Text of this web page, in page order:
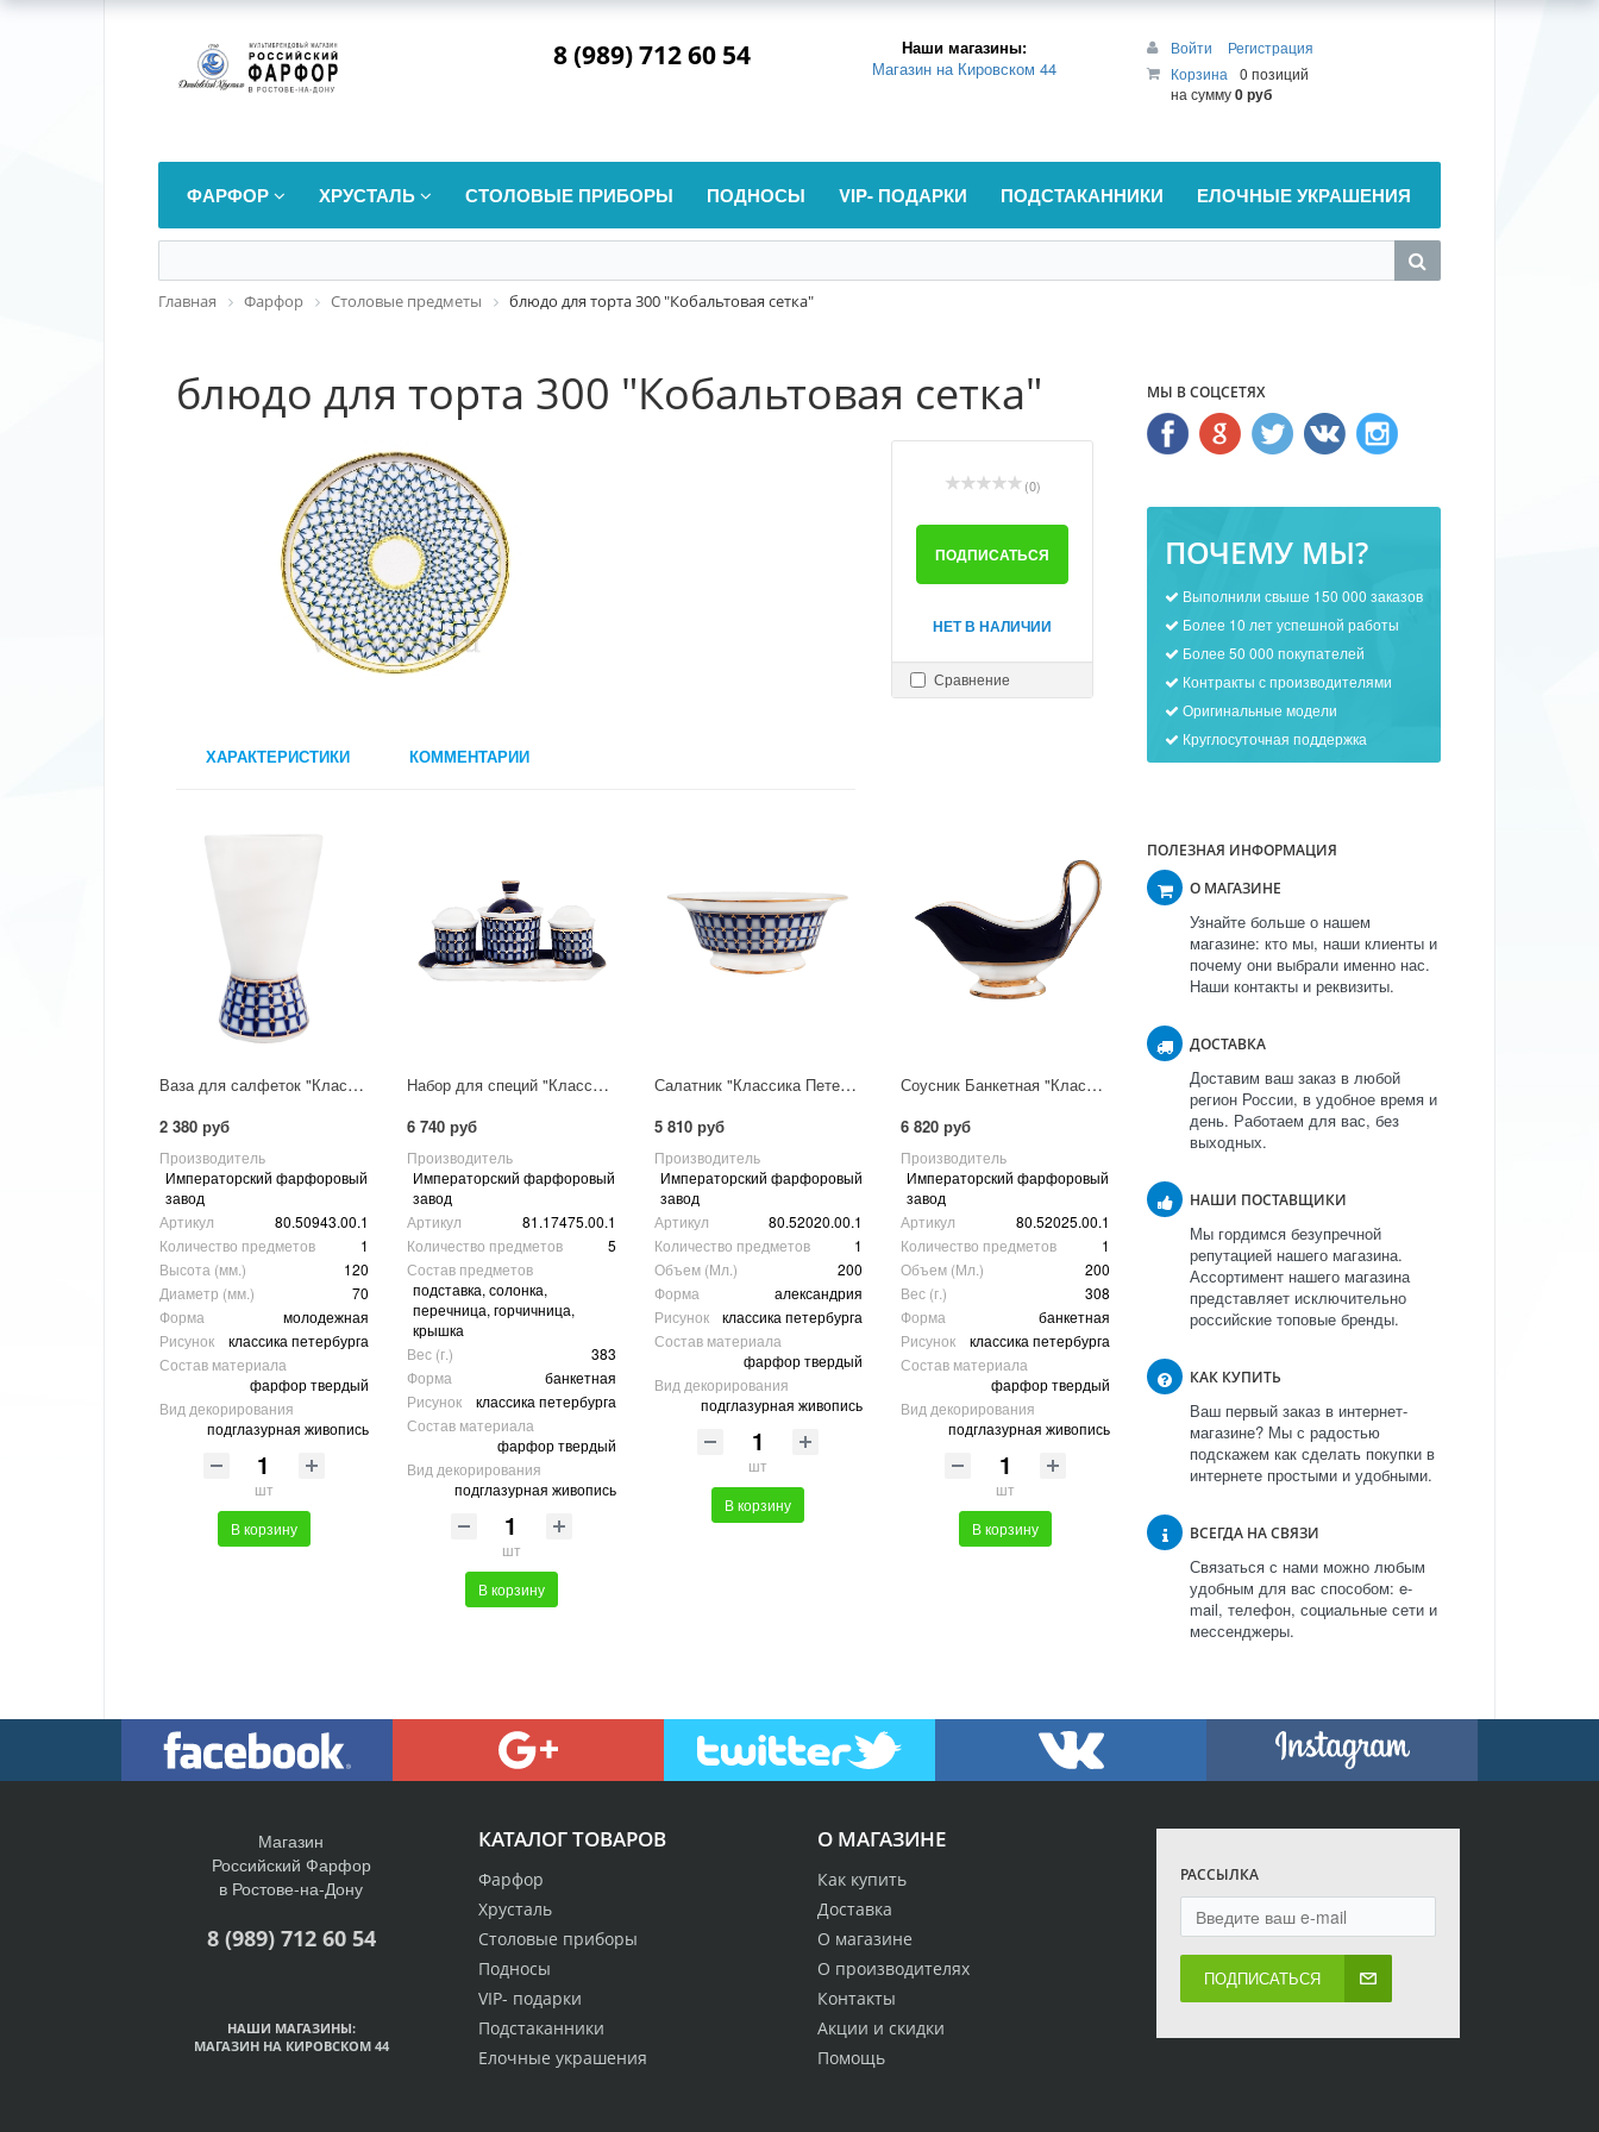
8 (989) 712 60 54
Наши магазины:
Магазин на Кировском 44
Войти
Регистрация
Корзина
0 позиций
на сумму0 руб
ФАРФОР ХРУСТАЛЬ СТОЛОВЫЕ ПРИБОРЫ ПОДНОСЫ VIP- ПОДАРКИ ПОДСТАКАННИКИ ЕЛОЧНЫЕ УКРАШЕНИЯ
Главная Фарфор Столовые предметы блюдо для торта 300 "Кобальтовая сетка"
блюдо для торта 300 "Кобальтовая сетка"
(0)
ПОДПИСАТЬСЯ
НЕТ В НАЛИЧИИ
Сравнение
ХАРАКТЕРИСТИКИ КОММЕНТАРИИ
Ваза для салфеток "Классика Петербурга"
2 380 руб
Производитель
Императорский фарфоровый
завод
Артикул
80.50943.00.1
Количество предметов
1
Высота (мм.)
120
Диаметр (мм.)
70
Форма
молодежная
Рисунок
классика петербурга
Состав материала
фарфор твердый
Вид декорирования
подглазурная живопись
шт
В корзину
Набор для специй "Классика Петербурга"
6 740 руб
Производитель
Императорский фарфоровый
завод
Артикул
81.17475.00.1
Количество предметов
5
Состав предметов
подставка, солонка,
перечница, горчичница,
крышка
Вес (г.)
383
Форма
банкетная
Рисунок
классика петербурга
Состав материала
фарфор твердый
Вид декорирования
подглазурная живопись
шт
В корзину
Салатник "Классика Петербурга"
5 810 руб
Производитель
Императорский фарфоровый
завод
Артикул
80.52020.00.1
Количество предметов
1
Объем (Мл.)
200
Форма
александрия
Рисунок
классика петербурга
Состав материала
фарфор твердый
Вид декорирования
подглазурная живопись
шт
В корзину
Соусник Банкетная "Классика Петербурга"
6 820 руб
Производитель
Императорский фарфоровый
завод
Артикул
80.52025.00.1
Количество предметов
1
Объем (Мл.)
200
Вес (г.)
308
Форма
банкетная
Рисунок
классика петербурга
Состав материала
фарфор твердый
Вид декорирования
подглазурная живопись
шт
В корзину
МЫ В СОЦСЕТЯХ
ПОЧЕМУ МЫ?
Выполнили свыше 150 000 заказов
Более 10 лет успешной работы
Более 50 000 покупателей
Контракты с производителями
Оригинальные модели
Круглосуточная поддержка
ПОЛЕЗНАЯ ИНФОРМАЦИЯ
О МАГАЗИНЕ
Узнайте больше о нашем
магазине: кто мы, наши клиенты и
почему они выбрали именно нас.
Наши контакты и реквизиты.
ДОСТАВКА
Доставим ваш заказ в любой
регион России, в удобное время и
день. Работаем для вас, без
выходных.
НАШИ ПОСТАВЩИКИ
Мы гордимся безупречной
репутацией нашего магазина.
Ассортимент нашего магазина
представляет исключительно
российские топовые бренды.
КАК КУПИТЬ
Ваш первый заказ в интернет-
магазине? Мы с радостью
подскажем как сделать покупки в
интернете простыми и удобными.
ВСЕГДА НА СВЯЗИ
Связаться с нами можно любым
удобным для вас способом: e-
mail, телефон, социальные сети и
мессенджеры.
О МАГАЗИНЕ
Как купить
Доставка
О магазине
О производителях
Контакты
Акции и скидки
Помощь
КАТАЛОГ ТОВАРОВ
Фарфор
Хрусталь
Столовые приборы
Подносы
VIP- подарки
Подстаканники
Елочные украшения
РАССЫЛКА
ПОДПИСАТЬСЯ
Магазин
Российский Фарфор
в Ростове-на-Дону
8 (989) 712 60 54
НАШИ МАГАЗИНЫ:
МАГАЗИН НА КИРОВСКОМ 44